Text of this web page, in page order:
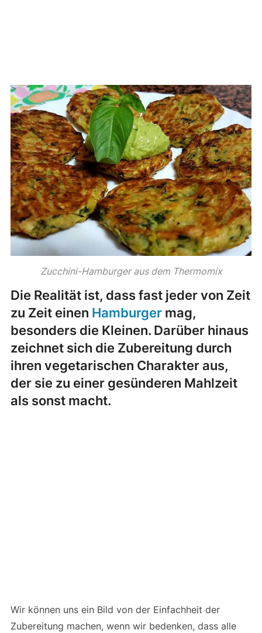
Zucchini-Hamburger aus dem Thermomix
Die Realität ist, dass fast jeder von Zeit
zu Zeit einen Hamburgermag,
besonders die Kleinen. Darüber hinaus
zeichnet sich die Zubereitung durch
ihren vegetarischen Charakter aus,
der sie zu einer gesünderen Mahlzeit
als sonst macht.
Wir können uns ein Bild von der Einfachheit der
Zubereitung machen, wenn wir bedenken, dass alle